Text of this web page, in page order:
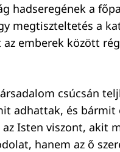
hadseregének a
megtiszteltetés a
emberek között
csúcsán
adhattak, és
Isten viszont, akit
hanem az ő